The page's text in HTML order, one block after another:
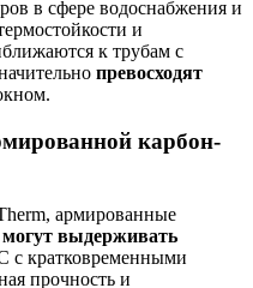
в сфере водоснабжения и
и
к трубам с
превосходят
карбон-
армированные
могут выдерживать
с кратковременными
прочность и